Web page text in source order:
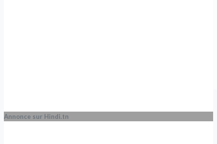
Annonce sur Hindi.tn